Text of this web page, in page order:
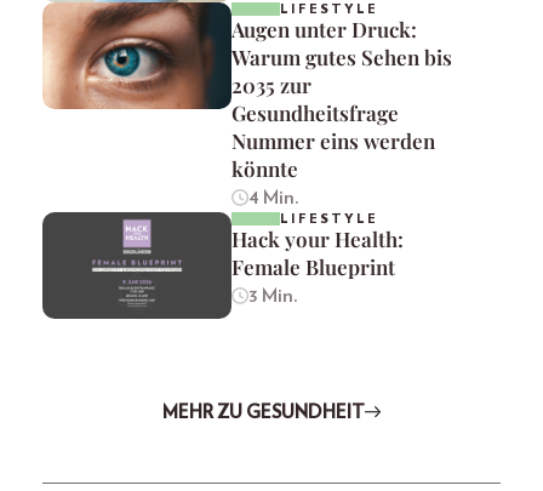
LIFESTYLE
Augen unter Druck:
Warum gutes Sehen bis
2035 zur
Gesundheitsfrage
Nummer eins werden
könnte
4 Min.
LIFESTYLE
Hack your Health:
Female Blueprint
3 Min.
MEHR ZU GESUNDHEIT